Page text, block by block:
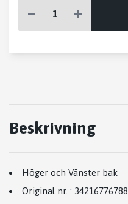
Beskrivning
Höger och Vänster bak
Original nr. : 34216776788